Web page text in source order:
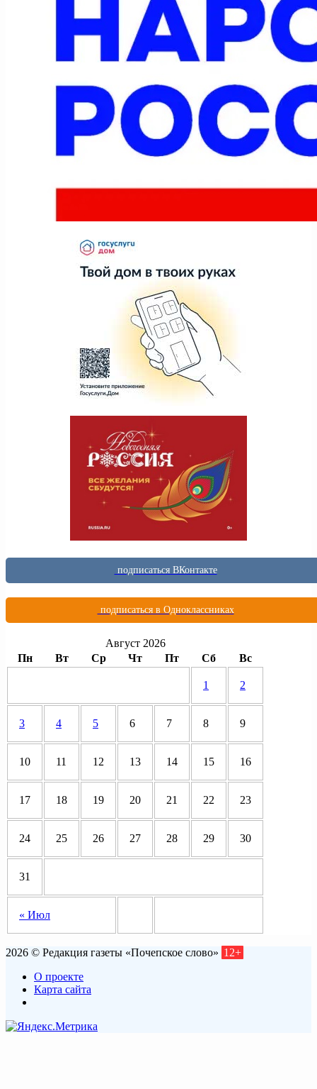
подписаться ВКонтакте
подписаться в Одноклассниках
Август 2026
Пн
Вт Ср Чт Пт Сб Вс
« Июл
1 2
3 4 5 6 7 8 9
10 11 12 13 14 15 16
17 18 19 20 21 22 23
24 25 26 27 28 29 30
31
2026 © Редакция газеты «Почепское слово» 12+
О проекте
Карта сайта